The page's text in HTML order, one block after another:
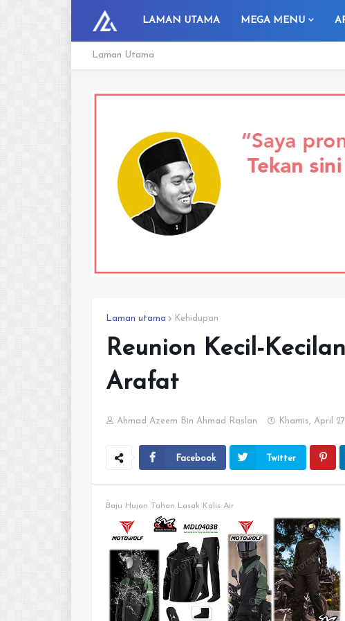
LAMAN UTAMA MEGA MENU
Laman Utama
Laman utama Kehidupan
Reunion Kecil-
Arafat
Ahmad Azeem Bin Ahmad Raslan Khamis, April
Facebook Twitter
Baju Hujan Tahan Lasak Kalis Air